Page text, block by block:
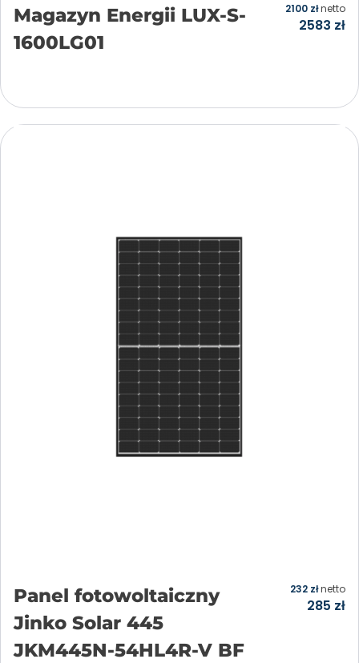
Magazyn Energii LUX-S-
1600LG01
2583 zł
2100 złnetto
Panel fotowoltaiczny
Jinko Solar 445
JKM445N-54HL4R-V BF
285 zł
232 złnetto